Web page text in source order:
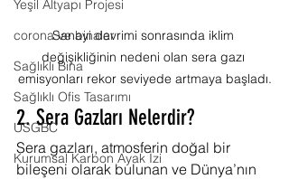
Yeşil Altyapı Projesi
corona ve binalar
Sağlıklı Bina
Sağlıklı Ofis Tasarımı
USGBC
Kurumsal Karbon Ayak İzi
Sanayi devrimi sonrasında iklim
değişikliğinin nedeni olan sera gazı
emisyonları rekor seviyede artmaya başladı.
2. Sera Gazları Nelerdir?
Sera gazları, atmosferin doğal bir
bileşeni olarak bulunan ve Dünya’nın